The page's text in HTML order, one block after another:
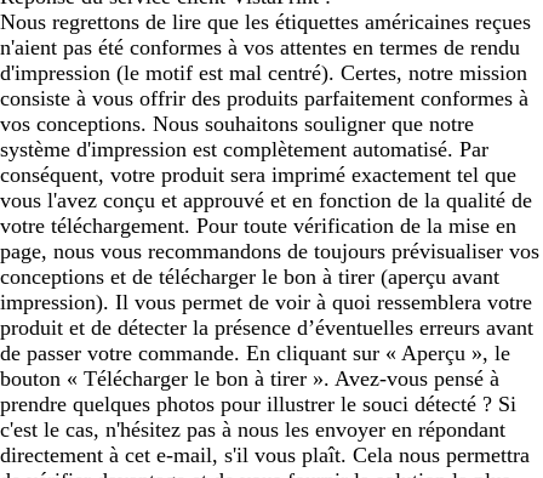
Nous regrettons de lire que les étiquettes américaines reçues
n'aient pas été conformes à vos attentes en termes de rendu
d'impression (le motif est mal centré). Certes, notre mission
consiste à vous offrir des produits parfaitement conformes à
vos conceptions. Nous souhaitons souligner que notre
système d'impression est complètement automatisé. Par
conséquent, votre produit sera imprimé exactement tel que
vous l'avez conçu et approuvé et en fonction de la qualité de
votre téléchargement. Pour toute vérification de la mise en
page, nous vous recommandons de toujours prévisualiser vos
conceptions et de télécharger le bon à tirer (aperçu avant
impression). Il vous permet de voir à quoi ressemblera votre
produit et de détecter la présence d’éventuelles erreurs avant
de passer votre commande. En cliquant sur « Aperçu », le
bouton « Télécharger le bon à tirer ». Avez-vous pensé à
prendre quelques photos pour illustrer le souci détecté ? Si
c'est le cas, n'hésitez pas à nous les envoyer en répondant
directement à cet e-mail, s'il vous plaît. Cela nous permettra